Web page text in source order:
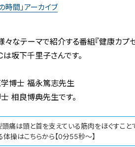
時間」アーカイブ
なテーマで紹介する番組『健康カプセ
坂下千里子さんです。
博士 福永篤志先生
相良博典先生です。
頭痛は頭と首を支えている筋肉をほぐすこと
体操はこちらから【0分55秒～】